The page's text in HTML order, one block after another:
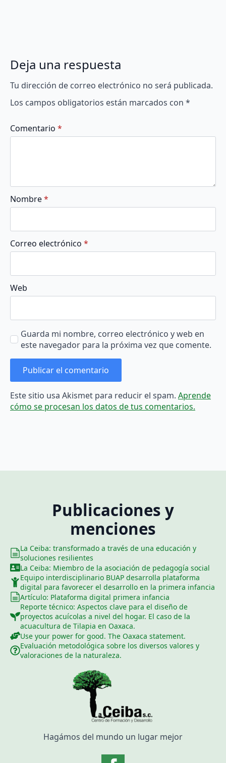
Deja una respuesta
Tu dirección de correo electrónico no será publicada.
Los campos obligatorios están marcados con *
Comentario *
Nombre*
Correo electrónico *
Web
Guarda mi nombre, correo electrónico y web en
este navegador para la próxima vez que comente.
Este sitio usa Akismet para reducir el spam. Aprende
cómo se procesan los datos de tus comentarios.
Hagámos del mundo un lugar mejor
Publicaciones y
menciones
La Ceiba: transformado a través de una educación y
soluciones resilientes
La Ceiba: Miembro de la asociación de pedagogía social
Equipo interdisciplinario BUAP desarrolla plataforma
digital para favorecer el desarrollo en la primera infancia
Artículo: Plataforma digital primera infancia
Reporte técnico: Aspectos clave para el diseño de
proyectos acuícolas a nivel del hogar. El caso de la
acuacultura de Tilapia en Oaxaca.
Use your power for good. The Oaxaca statement.
Evaluación metodológica sobre los diversos valores y
valoraciones de la naturaleza.